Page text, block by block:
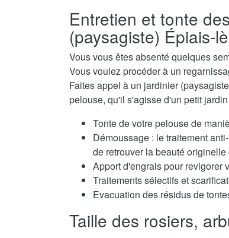
Entretien et tonte
(paysagiste) Épiais-
Vous vous êtes absenté quelques
Vous voulez procéder à un
Faites appel à un jardinier
pelouse, qu'il s'agisse d'un petit
Tonte de votre pelouse de
Démoussage : le traitement
de retrouver la beauté
Apport d'engrais pour revigorer
Traitements sélectifs et
Evacuation des résidus de
Taille des rosiers,